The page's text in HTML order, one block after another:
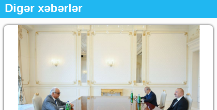
Digər xəbərlər